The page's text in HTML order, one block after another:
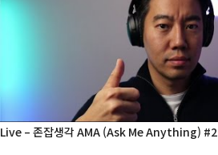
Live – 존잡생각 AMA (Ask Me Anything) #2